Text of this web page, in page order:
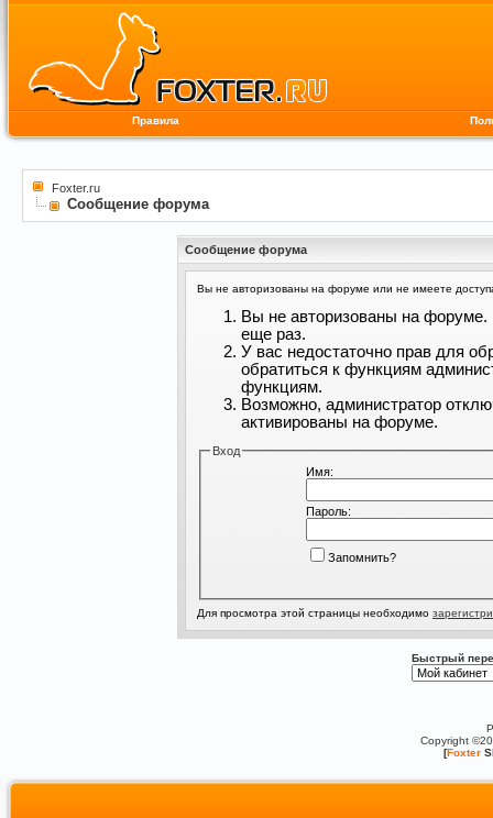
Правила
Foxter.ru
Сообщение форума
Сообщение форума
Вы не авторизованы на форуме или не имеете
Вы не авторизованы на форуме.
еще раз.
У вас недостаточно прав для
обратиться к функциям
функциям.
Возможно, администратор
активированы на форуме.
Вход
Имя:
Пароль:
Запомнить?
Для просмотра этой страницы необходимо
Быстрый
Copyright
[Foxter